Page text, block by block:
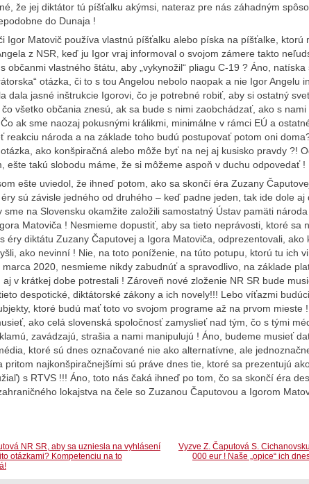
že jej diktátor tú píšťalku akýmsi, nateraz pre nás záhadným
do Dunaja !
Igor Matovič používa vlastnú píšťalku alebo píska na píšťalke, ktorú
z NSR, keď ju Igor vraj informoval o svojom zámere takto
občanmi vlastného štátu, aby „vykynožil“ pliagu C-19 ? Áno, natíska
otázka, či to s tou Angelou nebolo naopak a nie Igor Angelu
dala jasné inštrukcie Igorovi, čo je potrebné robiť, aby si ostatný
čo všetko občania znesú, ak sa bude s nimi zaobchádzať, ako s nami
ak sme naozaj pokusnými králikmi, minimálne v rámci EÚ a
reakciu národa a na základe toho budú postupovať potom oni
ako konšpiračná alebo môže byť na nej aj kusisko pravdy ?!
ešte takú slobodu máme, že si môžeme aspoň v duchu odpovedať !
ešte uviedol, že ihneď potom, ako sa skončí éra Zuzany
sú závisle jedného od druhého – keď padne jeden, tak ide dole aj
sme na Slovensku okamžite založili samostatný Ústav pamäti
Matoviča ! Nesmieme dopustiť, aby sa tieto neprávosti, ktoré sa
éry diktátu Zuzany Čaputovej a Igora Matoviča, odprezentovali, ako
ako nevinní ! Nie, na toto poníženie, na túto potupu, ktorú tu ich
marca 2020, nesmieme nikdy zabudnúť a spravodlivo, na základe
aj v krátkej dobe potrestali ! Zároveň nové zloženie NR SR bude
despotické, diktátorské zákony a ich novely!!! Lebo víťazmi
ktoré budú mať toto vo svojom programe až na prvom mieste
ako celá slovenská spoločnosť zamyslieť nad tým, čo s tými
zavádzajú, strašia a nami manipulujú ! Áno, budeme musieť
ktoré sú dnes označované nie ako alternatívne, ale
pritom najkonšpiračnejšími sú práve dnes tie, ktoré sa prezentujú
s RTVS !!! Áno, toto nás čaká ihneď po tom, čo sa skončí éra
lokajstva na čele so Zuzanou Čaputovou a Igorom
Vyzve Z. Čaputová S.
000 eur ! Naše „opice“ ich
NR SR, aby sa uzniesla na vyhlásení
otázkami? Kompetenciu na to